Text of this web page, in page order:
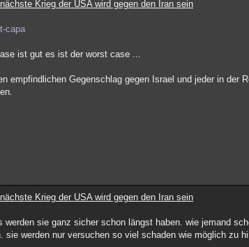
Krieg der USA wird gegen den Iran sein
capa
ist gut es ist der worst case ...
empfindlichen Gegenschlag gegen Israel und jeder in
Krieg der USA wird gegen den Iran sein
werden sie ganz sicher schon längst haben. wie jemand
sie werden nur versuchen so viel schaden wie möglich zu